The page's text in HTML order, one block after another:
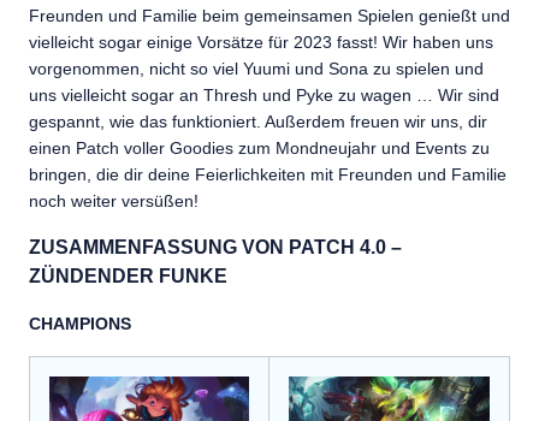
Freunden und Familie beim gemeinsamen Spielen genießt und
vielleicht sogar einige Vorsätze für 2023 fasst! Wir haben uns
vorgenommen, nicht so viel Yuumi und Sona zu spielen und
uns vielleicht sogar an Thresh und Pyke zu wagen … Wir sind
gespannt, wie das funktioniert. Außerdem freuen wir uns, dir
einen Patch voller Goodies zum Mondneujahr und Events zu
bringen, die dir deine Feierlichkeiten mit Freunden und Familie
noch weiter versüßen!
ZUSAMMENFASSUNG VON PATCH 4.0 –
ZÜNDENDER FUNKE
CHAMPIONS